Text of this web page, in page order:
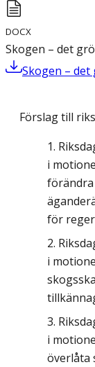
DOCX
Skogen – det
Skogen –
Förslag till
i
för
i
i
överlåta